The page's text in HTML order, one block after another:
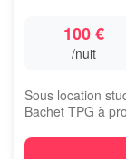
100 €
/nuit
Sous location
Bachet TPG à